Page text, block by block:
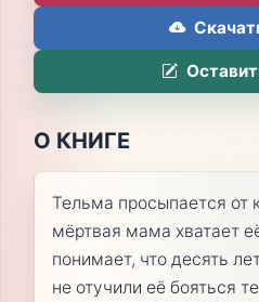
О КНИГЕ
Тельма просыпается от
мёртвая мама хватает
понимает, что десять
не отучили её бояться